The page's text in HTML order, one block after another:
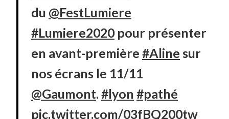
du @FestLumiere
#Lumiere2020pour présenter
en avant-première #Aline sur
nos écrans le 11/11
@Gaumont. #lyon #pathé
pic.twitter.com/03fBQ200tw